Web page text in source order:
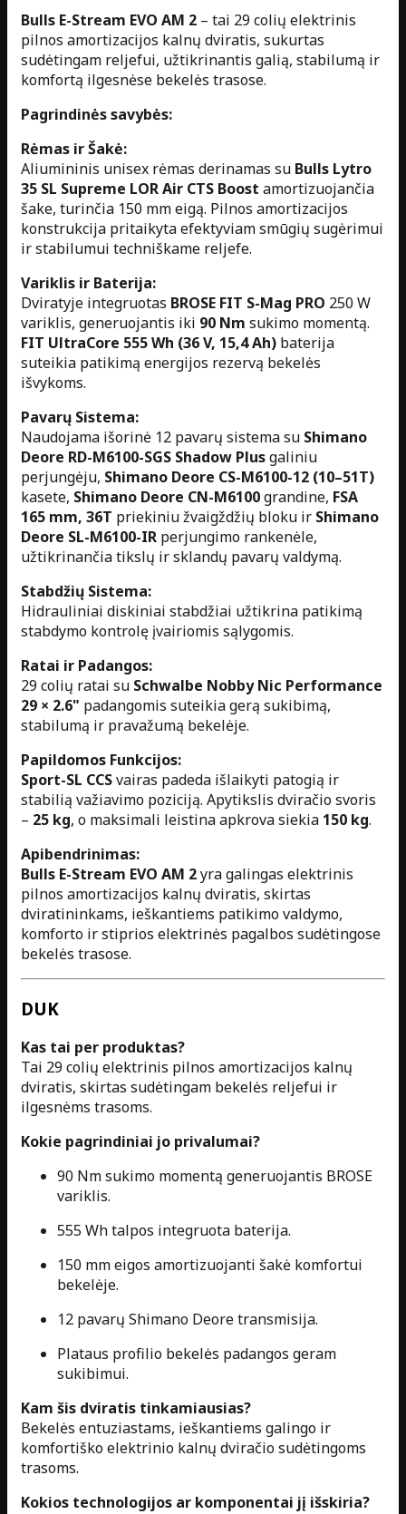
Bulls E-Stream EVO AM 2 – tai 29 colių elektrinis
pilnos amortizacijos kalnų dviratis, sukurtas
sudėtingam reljefui, užtikrinantis galią, stabilumą ir
komfortą ilgesnėse bekelės trasose.
Pagrindinės savybės:
Rėmas ir Šakė:
Aliumininis unisex rėmas derinamas su Bulls Lytro
35 SL Supreme LOR Air CTS Boost amortizuojančia
šake, turinčia 150 mm eigą. Pilnos amortizacijos
konstrukcija pritaikyta efektyviam smūgių sugėrimui
ir stabilumui techniškame reljefe.
Variklis ir Baterija:
Dviratyje integruotas BROSE FIT S-Mag PRO 250 W
variklis, generuojantis iki 90 Nm sukimo momentą.
FIT UltraCore 555 Wh (36 V, 15,4 Ah) baterija
suteikia patikimą energijos rezervą bekelės
išvykoms.
Pavarų Sistema:
Naudojama išorinė 12 pavarų sistema su Shimano
Deore RD-M6100-SGS Shadow Plusgaliniu
perjungėju, Shimano Deore CS-M6100-12 (10–51T)
kasete, Shimano Deore CN-M6100grandine, FSA
165 mm, 36T priekiniu žvaigždžių bloku ir Shimano
Deore SL-M6100-IR perjungimo rankenėle,
užtikrinančia tikslų ir sklandų pavarų valdymą.
Stabdžių Sistema:
Hidrauliniai diskiniai stabdžiai užtikrina patikimą
stabdymo kontrolę įvairiomis sąlygomis.
Ratai ir Padangos:
29 colių ratai su Schwalbe Nobby Nic Performance
29 × 2.6" padangomis suteikia gerą sukibimą,
stabilumą ir pravažumą bekelėje.
Papildomos Funkcijos:
Sport-SL CCSvairas padeda išlaikyti patogią ir
stabilią važiavimo poziciją. Apytikslis dviračio svoris
– 25 kg, o maksimali leistina apkrova siekia 150 kg.
Apibendrinimas:
Bulls E-Stream EVO AM 2yra galingas elektrinis
pilnos amortizacijos kalnų dviratis, skirtas
dviratininkams, ieškantiems patikimo valdymo,
komforto ir stiprios elektrinės pagalbos sudėtingose
bekelės trasose.
DUK
Kas tai per produktas?
Tai 29 colių elektrinis pilnos amortizacijos kalnų
dviratis, skirtas sudėtingam bekelės reljefui ir
ilgesnėms trasoms.
Kokie pagrindiniai jo privalumai?
90 Nm sukimo momentą generuojantis BROSE
variklis.
555 Wh talpos integruota baterija.
150 mm eigos amortizuojanti šakė komfortui
bekelėje.
12 pavarų Shimano Deore transmisija.
Plataus profilio bekelės padangos geram
sukibimui.
Kam šis dviratis tinkamiausias?
Bekelės entuziastams, ieškantiems galingo ir
komfortiško elektrinio kalnų dviračio sudėtingoms
trasoms.
Kokios technologijos ar komponentai jį išskiria?